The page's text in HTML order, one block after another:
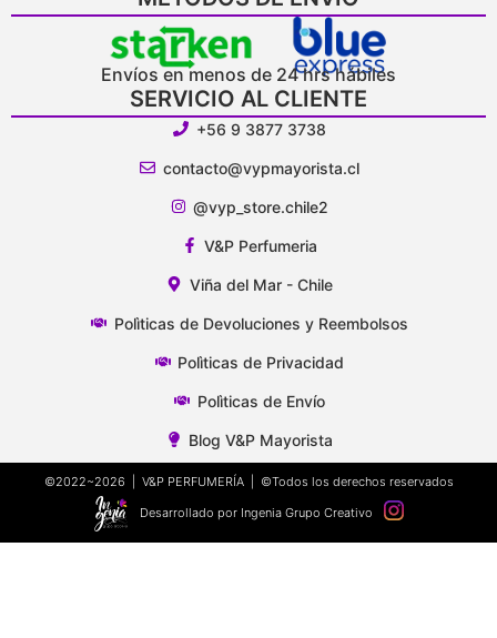
Envíos en menos de 24 hrs hábiles
SERVICIO AL CLIENTE
+56 9 3877 3738
contacto@vypmayorista.cl
@vyp_store.chile2
V&P Perfumeria
Viña del Mar - Chile
Polìticas de Devoluciones y Reembolsos
Polìticas de Privacidad
Polìticas de Envío
Blog V&P Mayorista
©2022~2026 | V&P PERFUMERÍA | ©Todos los derechos reservados
Desarrollado por Ingenia Grupo Creativo